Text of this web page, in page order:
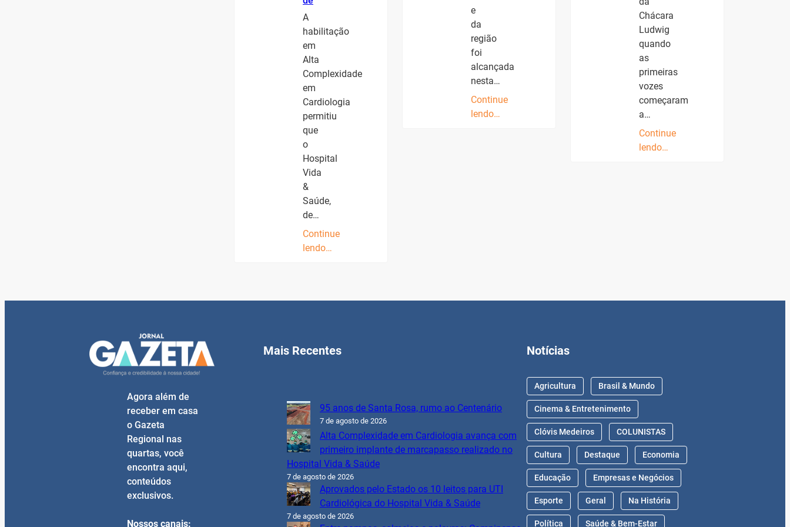
A
habilitação
em
Alta
Complexidade
em
Cardiologia
permitiu
que
o
Hospital
Vida
&
Saúde,
de…
Continue
lendo…
e
da
região
foi
alcançada
nesta…
Continue
lendo…
Chácara
Ludwig
quando
as
primeiras
vozes
começaram
a…
Continue
lendo…
Agora além de
receber em casa
o Gazeta
Regional nas
quartas, você
encontra aqui,
conteúdos
exclusivos.
Nossos canais:
Mais Recentes
95 anos de Santa Rosa, rumo ao Centenário
7 de agosto de 2026
Alta Complexidade em Cardiologia avança com
primeiro implante de marcapasso realizado no
Hospital Vida & Saúde
7 de agosto de 2026
Aprovados pelo Estado os 10 leitos para UTI
Cardiológica do Hospital Vida & Saúde
7 de agosto de 2026
Notícias
Agricultura Brasil & Mundo
Cinema & Entretenimento
Clóvis Medeiros COLUNISTAS
Cultura Destaque Economia
Educação Empresas e Negócios
Esporte Geral Na História
Política Saúde & Bem-Estar